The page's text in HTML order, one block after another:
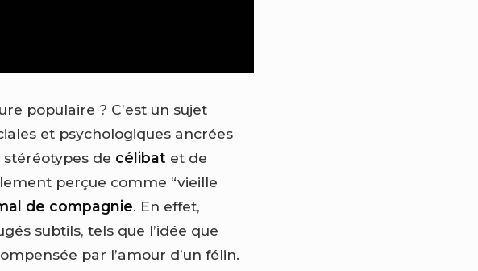
populaire ? C’est un sujet
et psychologiques ancrées
de célibat et de
perçue comme “vieille
de compagnie. En effet,
subtils, tels que l’idée que
par l’amour d’un félin.